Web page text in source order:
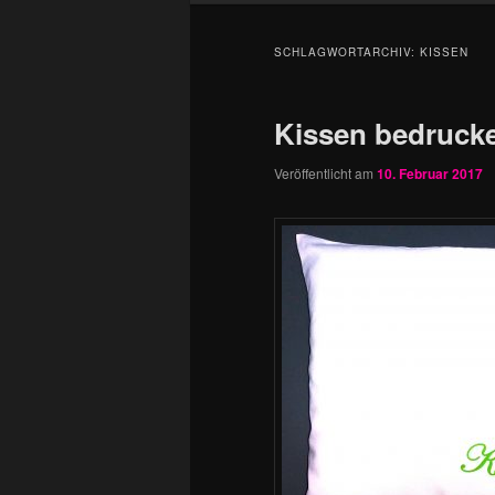
SCHLAGWORTARCHIV: KISSEN
Kissen
Veröffentlicht am 10. Februar 2017